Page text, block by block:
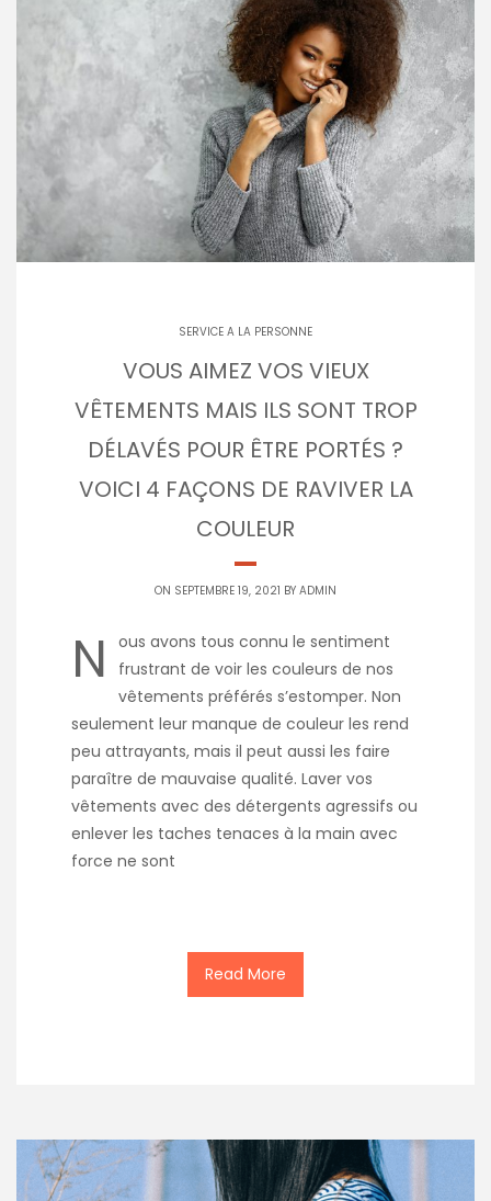
SERVICE A LA PERSONNE
VOUS AIMEZ VOS VIEUX
VÊTEMENTS MAIS ILS SONT TROP
DÉLAVÉS POUR ÊTRE PORTÉS ?
VOICI 4 FAÇONS DE RAVIVER LA
COULEUR
ON SEPTEMBRE 19, 2021 BY ADMIN
N
ous avons tous connu le sentiment
frustrant de voir les couleurs de nos
vêtements préférés s’estomper. Non
seulement leur manque de couleur les rend
peu attrayants, mais il peut aussi les faire
paraître de mauvaise qualité. Laver vos
vêtements avec des détergents agressifs ou
enlever les taches tenaces à la main avec
force ne sont
Read More